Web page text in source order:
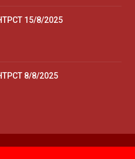
15/8/2025
8/8/2025